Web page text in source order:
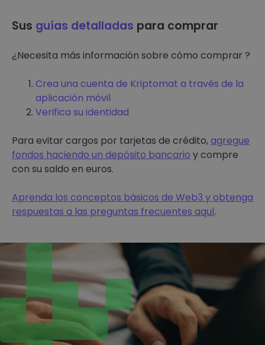
Sus guías detalladas para comprar
¿Necesita más información sobre cómo comprar ?
Crea una cuenta de Kriptomat a través de la
aplicación móvil
Verifica su identidad
Para evitar cargos por tarjetas de crédito,agregue
fondos haciendo un depósito bancario y compre
con su saldo en euros.
Aprenda los conceptos básicos de Web3 y obtenga
respuestas a las preguntas frecuentes aquí.